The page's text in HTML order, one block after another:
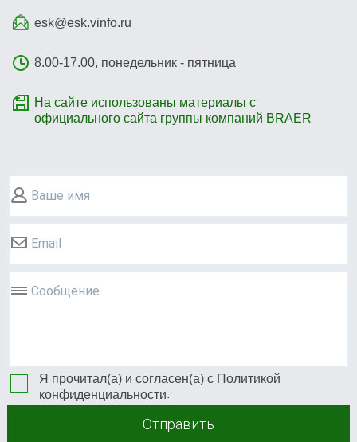
esk@esk.vinfo.ru
8.00-17.00, понедельник - пятница
На сайте использованы материалы с
официального сайта группы компаний BRAER
Ваше имя
Email
Сообщение
Я прочитал(а) и согласен(а) с Политикой
конфиденциальности.
Отправить